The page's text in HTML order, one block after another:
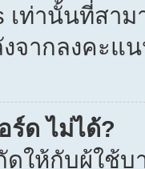
เท่านั้นที่สา
จากลงคะแ
ร์ด ไม่ได้?
ให้กับผู้ใช้บ